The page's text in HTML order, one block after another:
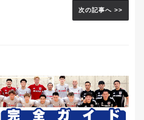
次の記事へ >>